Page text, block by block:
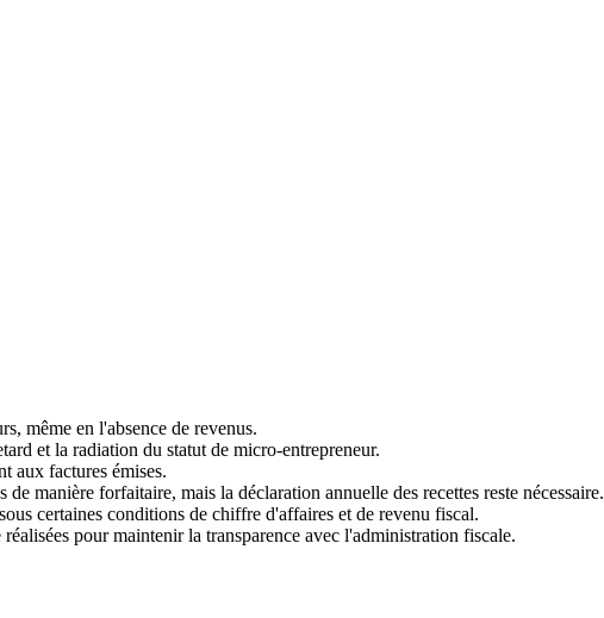
même en l'absence de revenus.
et la radiation du statut de micro-entrepreneur.
aux factures émises.
manière forfaitaire, mais la déclaration annuelle des recettes reste nécessaire.
certaines conditions de chiffre d'affaires et de revenu fiscal.
pour maintenir la transparence avec l'administration fiscale.